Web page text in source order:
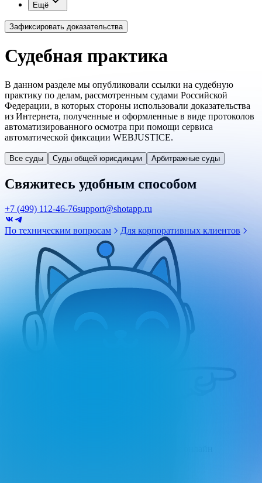
Ещё
Зафиксировать доказательства
Судебная практика
В данном разделе мы опубликовали ссылки на судебную
практику по делам, рассмотренным судами Российской
Федерации, в которых стороны использовали доказательства
из Интернета, полученные и оформленные в виде протоколов
автоматизированного осмотра при помощи сервиса
автоматической фиксации WEBJUSTICE.
Все суды Суды общей юрисдикции Арбитражные суды
Свяжитесь удобным способом
+7 (499) 112-46-76support@shotapp.ru
По техническим вопросам Для корпоративных клиентов